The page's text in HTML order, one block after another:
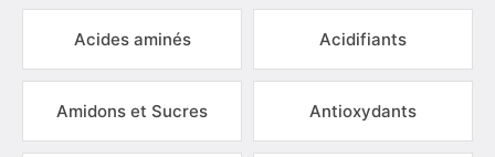
Acides aminés Acidifiants
Amidons et Sucres Antioxydants